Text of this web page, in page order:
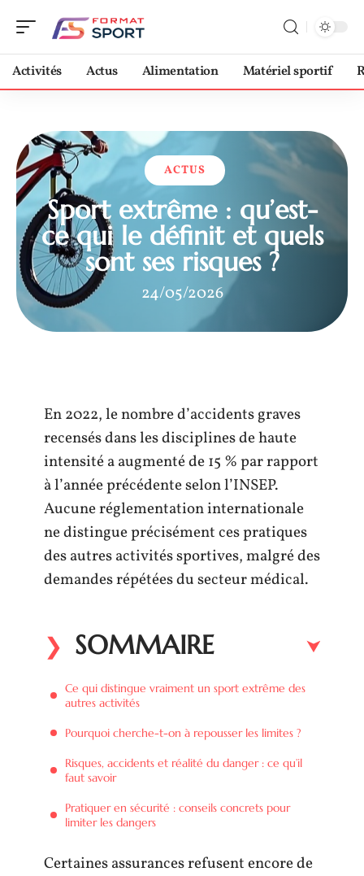
Activités Actus Alimentation Matériel sportif
ACTUS
Sport extrême : qu’est-
ce qui le définit et quels
sont ses risques ?
24/05/2026
En 2022, le nombre d’accidents graves
recensés dans les disciplines de haute
intensité a augmenté de 15 % par rapport
à l’année précédente selon l’INSEP.
Aucune réglementation internationale
ne distingue précisément ces pratiques
des autres activités sportives, malgré des
demandes répétées du secteur médical.
SOMMAIRE
Ce qui distingue vraiment un sport extrême des
autres activités
Pourquoi cherche-t-on à repousser les limites ?
Risques, accidents et réalité du danger : ce qu’il
faut savoir
Pratiquer en sécurité : conseils concrets pour
limiter les dangers
Certaines assurances refusent encore de